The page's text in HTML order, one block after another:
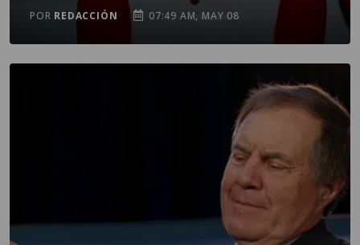
POR REDACCIÓN 07:49 AM, MAY 08